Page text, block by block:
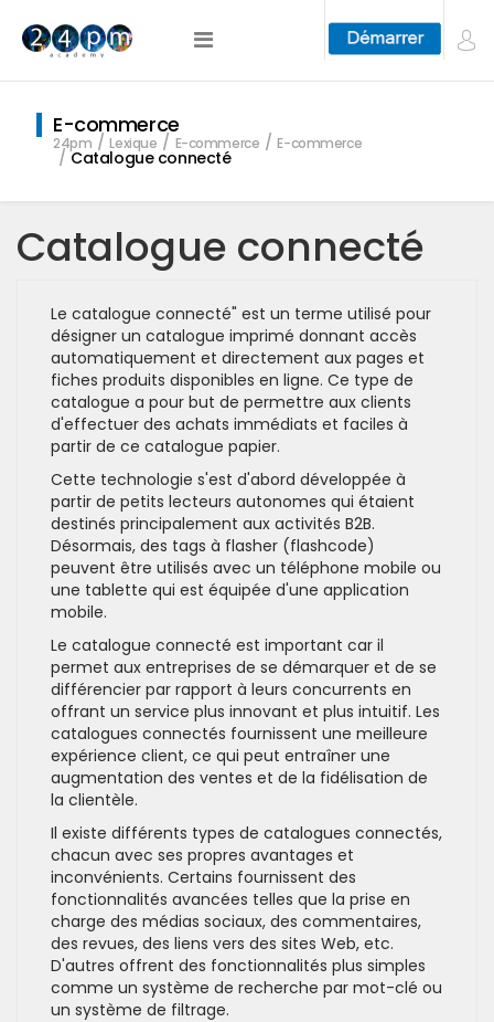
E-commerce
24pm Lexique E-commerce E-commerce
Catalogue connecté
Catalogue connecté
Le catalogue connecté" est un terme utilisé pour
désigner un catalogue imprimé donnant accès
automatiquement et directement aux pages et
fiches produits disponibles en ligne. Ce type de
catalogue a pour but de permettre aux clients
d'effectuer des achats immédiats et faciles à
partir de ce catalogue papier.
Cette technologie s'est d'abord développée à
partir de petits lecteurs autonomes qui étaient
destinés principalement aux activités B2B.
Désormais, des tags à flasher (flashcode)
peuvent être utilisés avec un téléphone mobile ou
une tablette qui est équipée d'une application
mobile.
Le catalogue connecté est important car il
permet aux entreprises de se démarquer et de se
différencier par rapport à leurs concurrents en
offrant un service plus innovant et plus intuitif. Les
catalogues connectés fournissent une meilleure
expérience client, ce qui peut entraîner une
augmentation des ventes et de la fidélisation de
la clientèle.
Il existe différents types de catalogues connectés,
chacun avec ses propres avantages et
inconvénients. Certains fournissent des
fonctionnalités avancées telles que la prise en
charge des médias sociaux, des commentaires,
des revues, des liens vers des sites Web, etc.
D'autres offrent des fonctionnalités plus simples
comme un système de recherche par mot-clé ou
un système de filtrage.